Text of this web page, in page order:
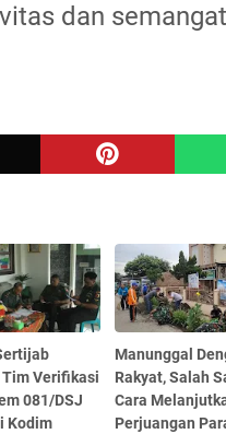
dan
Tim Verifikasi
081/DSJ
Kodim
Manunggal
Rakyat, Salah
Cara
Perjuangan